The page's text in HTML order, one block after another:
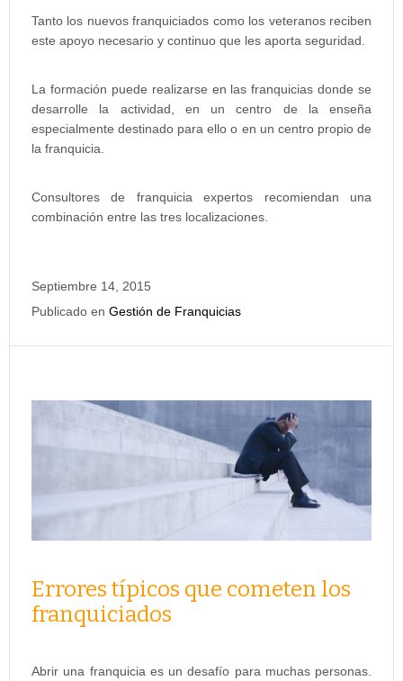
Tanto los nuevos franquiciados como los veteranos reciben
este apoyo necesario y continuo que les aporta seguridad.
La formación puede realizarse en las franquicias donde se
desarrolle la actividad, en un centro de la enseña
especialmente destinado para ello o en un centro propio de
la franquicia.
Consultores de franquicia expertos recomiendan una
combinación entre las tres localizaciones.
Septiembre 14, 2015
Publicado en Gestión de Franquicias
Errores típicos que cometen los
franquiciados
Abrir una franquicia es un desafío para muchas personas.